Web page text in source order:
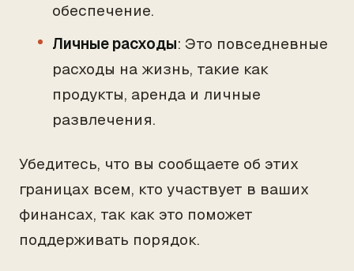
обеспечение.
Личные расходы: Это повседневные
расходы на жизнь, такие как
продукты, аренда и личные
развлечения.
Убедитесь, что вы сообщаете об этих
границах всем, кто участвует в ваших
финансах, так как это поможет
поддерживать порядок.